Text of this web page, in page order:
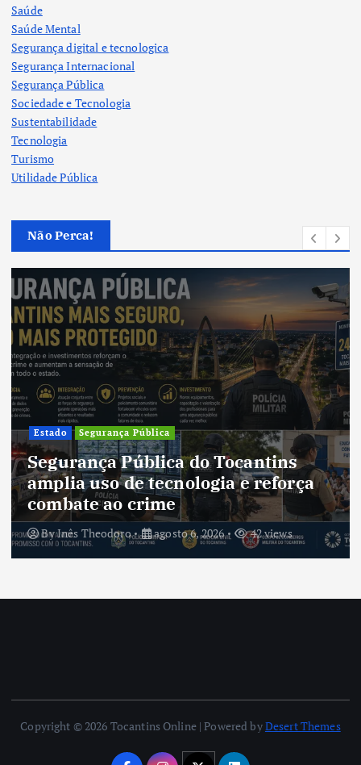
Saúde
Saúde Mental
Segurança digital e tecnologica
Segurança Internacional
Segurança Pública
Sociedade e Tecnologia
Sustentabilidade
Tecnologia
Turismo
Utilidade Pública
Não Perca!
Estado Segurança Pública
Segurança Pública do Tocantins
amplia uso de tecnologia e reforça
combate ao crime
ByInês Theodoro agosto 6, 2026 42 views
Copyright © 2026 Tocantins Online | Powered byDesert Themes